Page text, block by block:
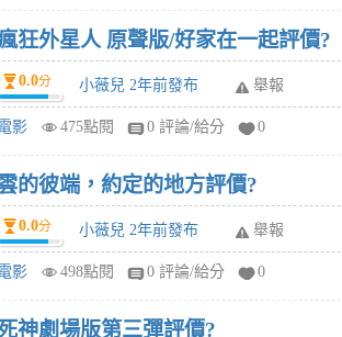
狂外星人 原聲版/好家在一起評價?
0.0分 小薇兒 2年前發布 舉報
影 475點閱 0 評論/給分 0
的彼端，約定的地方評價?
0.0分 小薇兒 2年前發布 舉報
影 498點閱 0 評論/給分 0
神劇場版第三彈評價?